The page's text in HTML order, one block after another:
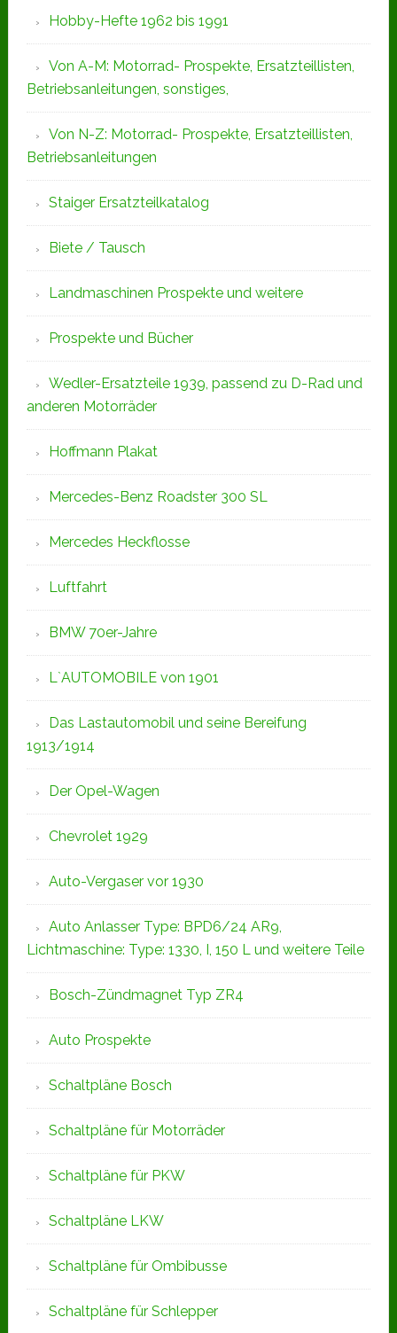
Hobby-Hefte 1962 bis 1991
Von A-M: Motorrad- Prospekte, Ersatzteillisten,
Betriebsanleitungen, sonstiges,
Von N-Z: Motorrad- Prospekte, Ersatzteillisten,
Betriebsanleitungen
Staiger Ersatzteilkatalog
Biete / Tausch
Landmaschinen Prospekte und weitere
Prospekte und Bücher
Wedler-Ersatzteile 1939, passend zu D-Rad und
anderen Motorräder
Hoffmann Plakat
Mercedes-Benz Roadster 300 SL
Mercedes Heckflosse
Luftfahrt
BMW 70er-Jahre
L`AUTOMOBILE von 1901
Das Lastautomobil und seine Bereifung
1913/1914
Der Opel-Wagen
Chevrolet 1929
Auto-Vergaser vor 1930
Auto Anlasser Type: BPD6/24 AR9,
Lichtmaschine: Type: 1330, I, 150 L und weitere Teile
Bosch-Zündmagnet Typ ZR4
Auto Prospekte
Schaltpläne Bosch
Schaltpläne für Motorräder
Schaltpläne für PKW
Schaltpläne LKW
Schaltpläne für Ombibusse
Schaltpläne für Schlepper